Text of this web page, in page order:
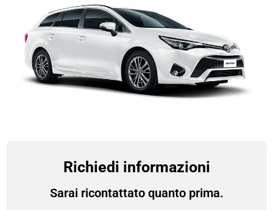
Richiedi informazioni
Sarai ricontattato quanto prima.